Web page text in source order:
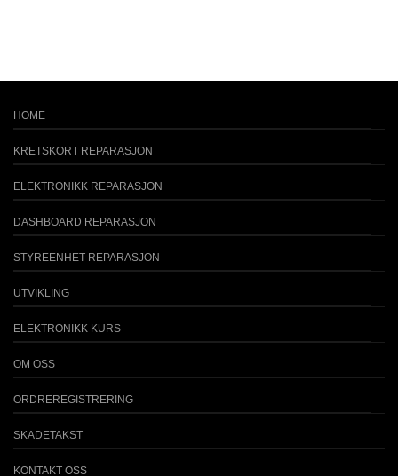
HOME
KRETSKORT REPARASJON
ELEKTRONIKK REPARASJON
DASHBOARD REPARASJON
STYREENHET REPARASJON
UTVIKLING
ELEKTRONIKK KURS
OM OSS
ORDREREGISTRERING
SKADETAKST
KONTAKT OSS